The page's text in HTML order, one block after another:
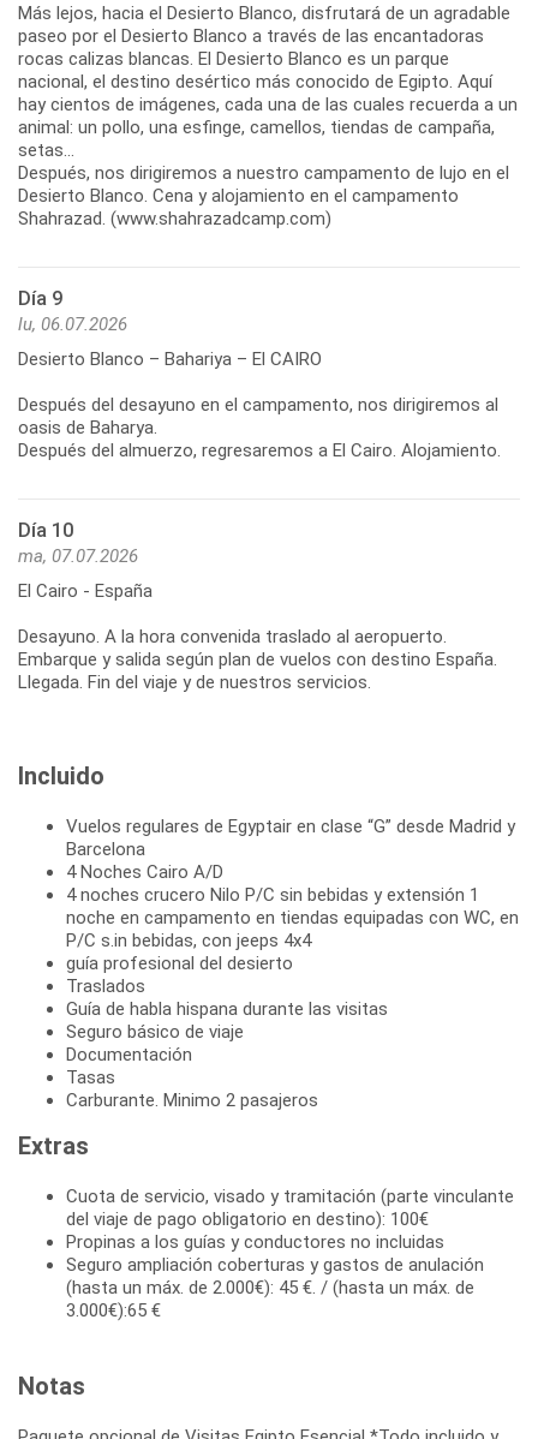
Más lejos, hacia el Desierto Blanco, disfrutará de un agradable
paseo por el Desierto Blanco a través de las encantadoras
rocas calizas blancas. El Desierto Blanco es un parque
nacional, el destino desértico más conocido de Egipto. Aquí
hay cientos de imágenes, cada una de las cuales recuerda a un
animal: un pollo, una esfinge, camellos, tiendas de campaña,
setas...
Después, nos dirigiremos a nuestro campamento de lujo en el
Desierto Blanco. Cena y alojamiento en el campamento
Shahrazad. (www.shahrazadcamp.com)
Día 9
lu, 06.07.2026
Desierto Blanco – Bahariya – El CAIRO
Después del desayuno en el campamento, nos dirigiremos al
oasis de Baharya.
Después del almuerzo, regresaremos a El Cairo. Alojamiento.
Día 10
ma, 07.07.2026
El Cairo - España
Desayuno. A la hora convenida traslado al aeropuerto.
Embarque y salida según plan de vuelos con destino España.
Llegada. Fin del viaje y de nuestros servicios.
Incluido
Vuelos regulares de Egyptair en clase “G” desde Madrid y
Barcelona
4 Noches Cairo A/D
4 noches crucero Nilo P/C sin bebidas y extensión 1
noche en campamento en tiendas equipadas con WC, en
P/C s.in bebidas, con jeeps 4x4
guía profesional del desierto
Traslados
Guía de habla hispana durante las visitas
Seguro básico de viaje
Documentación
Tasas
Carburante. Minimo 2 pasajeros
Extras
Cuota de servicio, visado y tramitación (parte vinculante
del viaje de pago obligatorio en destino): 100€
Propinas a los guías y conductores no incluidas
Seguro ampliación coberturas y gastos de anulación
(hasta un máx. de 2.000€): 45 €. / (hasta un máx. de
3.000€):65 €
Notas